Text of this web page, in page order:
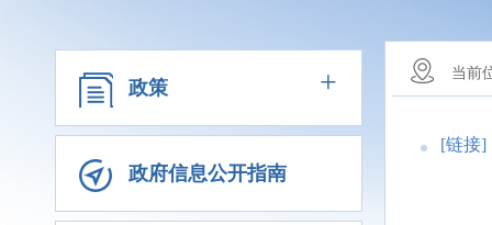
政策 +
政府信息公开指南
当前
[链接]